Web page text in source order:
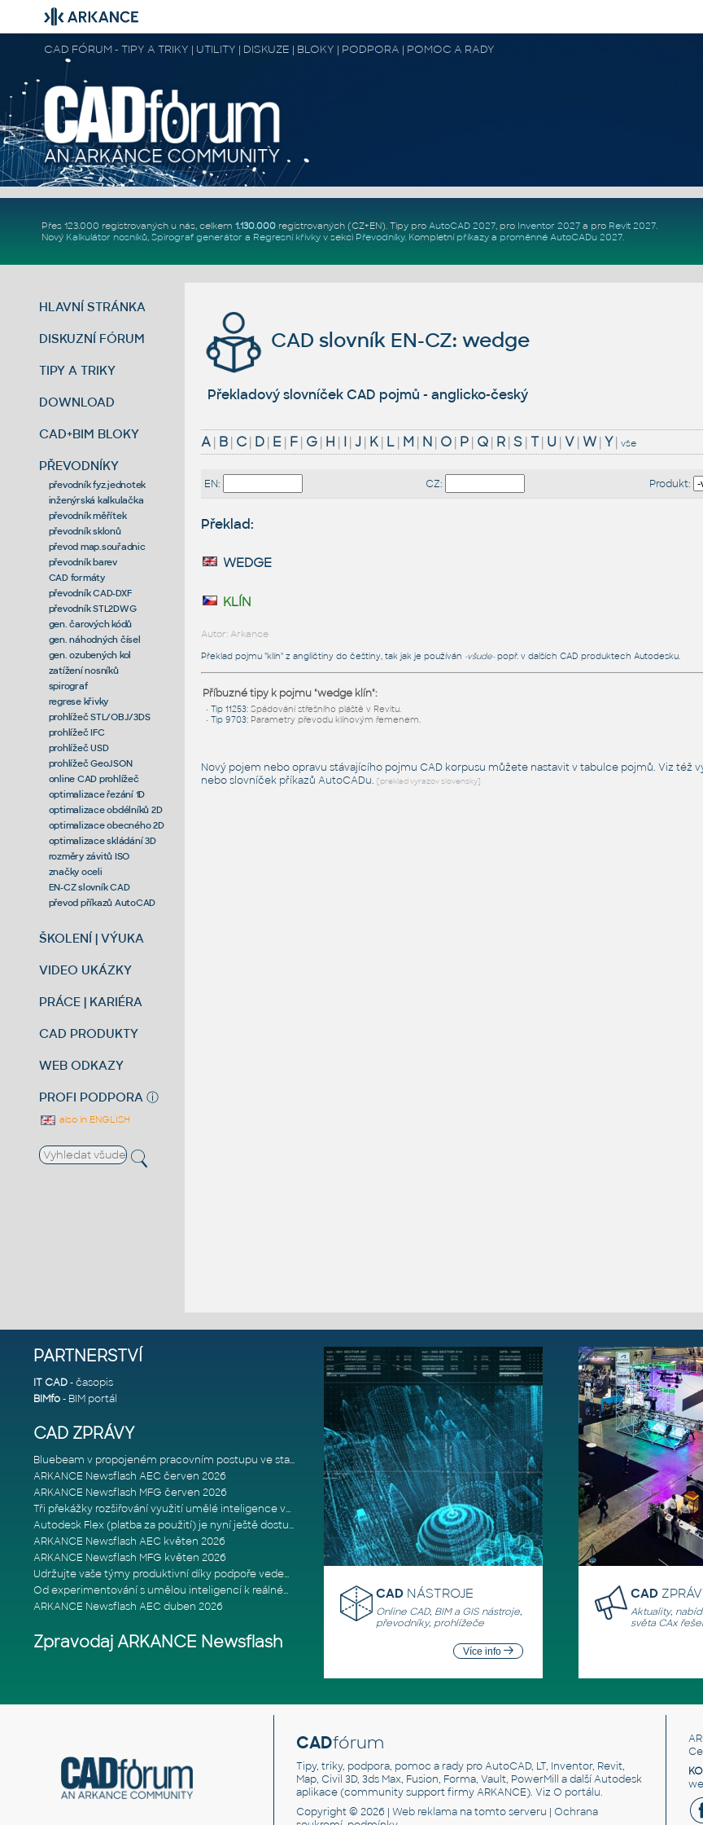
CAD FÓRUM - TIPY A TRIKY | UTILITY | DISKUZE | BLOKY | PODPORA | POMOC A RADY
Přes 123.000 registrovaných u nás, celkem 1.130.000registrovaných (CZ+EN). Tipy pro AutoCAD 2027, pro Inventor 2027a pro Revit 2027.
Nový Kalkulátor nosníků, Spirograf generátor a Regresní křivkyv sekci Převodníky. Kompletní příkazya proměnné AutoCADu 2027.
HLAVNÍ STRÁNKA
DISKUZNÍ FÓRUM
TIPY A TRIKY
DOWNLOAD
CAD+BIM BLOKY
PŘEVODNÍKY
převodník fyz.jednotek
inženýrská kalkulačka
převodník měřítek
převodník sklonů
převod map.souřadnic
převodník barev
CAD formáty
převodník CAD-DXF
převodník STL2DWG
gen. čarových kódů
gen. náhodných čísel
gen. ozubených kol
zatížení nosníků
spirograf
regrese křivky
prohlížeč STL/OBJ/3DS
prohlížeč IFC
prohlížeč USD
prohlížeč GeoJSON
online CAD prohlížeč
optimalizace řezání 1D
optimalizace obdélníků 2D
optimalizace obecného 2D
optimalizace skládání 3D
rozměry závitů ISO
značky oceli
EN-CZ slovník CAD
převod příkazů AutoCAD
ŠKOLENÍ | VÝUKA
VIDEO UKÁZKY
PRÁCE | KARIÉRA
CAD PRODUKTY
WEB ODKAZY
PROFI PODPORA ⓘ
also in ENGLISH
CAD slovník EN-CZ: wedge
Překladový slovníček CAD pojmů - anglicko-český
A| B| C| D| E | F| G| H | I | J| K| L| M | N| O| P| Q| R| S| T| U | V| W| Y| vše
EN: CZ: Produkt:
Překlad:
wedge
klín
Autor: Arkance
Překlad pojmu "klín" z angličtiny do češtiny, tak jak je používán -všude-popř. v dalších CAD produktech Autodesku.
Příbuzné tipy k pojmu "wedge klín":
• Tip 11253: Spádování střešního pláště v Revitu.
• Tip 9703: Parametry převodu klínovým řemenem.
Nový pojem nebo opravu stávajícího pojmu CAD korpusu můžete nastavit v tabulce pojmů. Viz též
nebo slovníček příkazů AutoCADu. [preklad vyrazov slovensky]
PARTNERSTVÍ
IT CAD- časopis
BIMfo- BIM portál
CAD ZPRÁVY
Bluebeam v propojeném pracovním postupu ve stavebnictví: Proč je int
ARKANCE Newsflash AEC červen 2026
ARKANCE Newsflash MFG červen 2026
Tři překážky rozšiřování využití umělé inteligence ve stavebním prům
Autodesk Flex (platba za použití) je nyní ještě dostupnější
ARKANCE Newsflash AEC květen 2026
ARKANCE Newsflash MFG květen 2026
Udržujte vaše týmy produktivní díky podpoře vedené odborníky
Od experimentování s umělou inteligencí k reálnému dopadu na podniká
ARKANCE Newsflash AEC duben 2026
Zpravodaj ARKANCE Newsflash
CAD NÁSTROJE
Online CAD, BIM a GIS nástroje,
převodníky, prohlížeče
Více info
CAD
Aktuality,
světa CAx
CADfórum
Tipy, triky, podpora, pomoc a rady pro AutoCAD, LT, Inventor, Revit,
Map, Civil 3D, 3ds Max, Fusion, Forma, Vault, PowerMill a další Autodesk
aplikace (community support firmy ARKANCE). Viz O portálu.
Copyright © 2026 | Web reklamana tomto serveru | Ochrana